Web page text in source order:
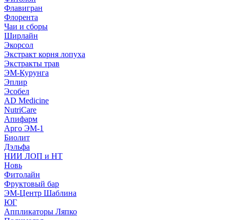
Флавигран
Флорента
Чаи и сборы
Ширлайн
Экорсол
Экстракт корня лопуха
Экстракты трав
ЭМ-Курунга
Эплир
Эсобел
AD Medicine
NutriCare
Апифарм
Арго ЭМ-1
Биолит
Дэльфа
НИИ ЛОП и НТ
Новь
Фитолайн
Фруктовый бар
ЭМ-Центр Шаблина
ЮГ
Аппликаторы Ляпко